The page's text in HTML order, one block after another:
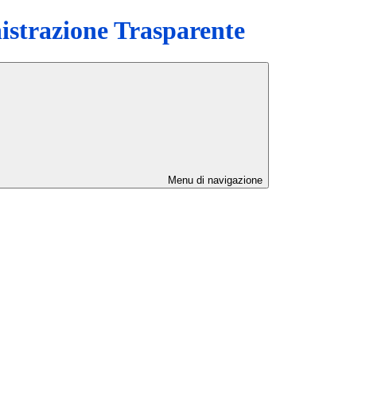
Trasparente
Menu di navigazione